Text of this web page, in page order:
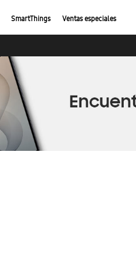
SmartThings Ventas especiales